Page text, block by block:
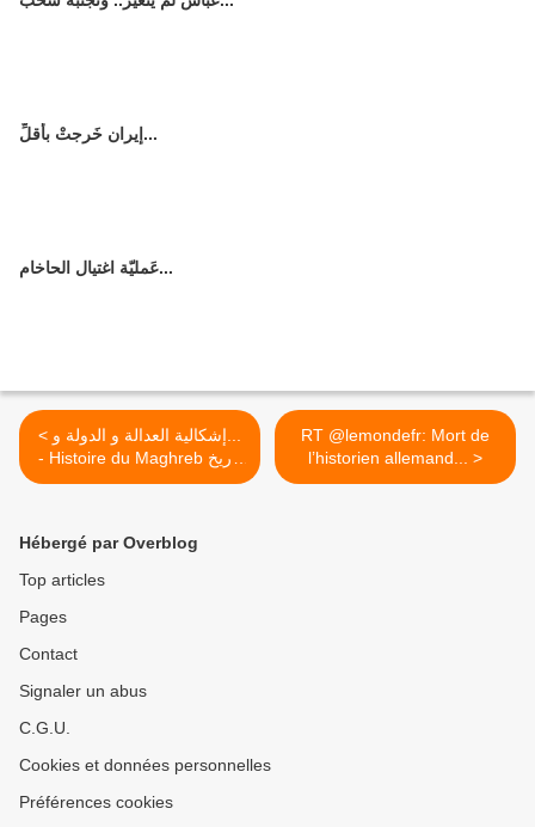
إيران خَرجتْ بأقلِّ...
عَمليّة اغتيال الحاخام...
< إشكالية العدالة و الدولة و...
- Histoire du Maghreb تاريخ
المغرب الكبير
RT @lemondefr: Mort de
l’historien allemand... >
Hébergé par Overblog
Top articles
Pages
Contact
Signaler un abus
C.G.U.
Cookies et données personnelles
Préférences cookies